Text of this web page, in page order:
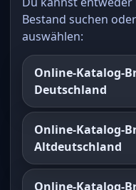
Bestand suchen
auswählen:
Online-Katalog-
Deutschland
Online-Katalog-
Altdeutschland
Online-Katalog-